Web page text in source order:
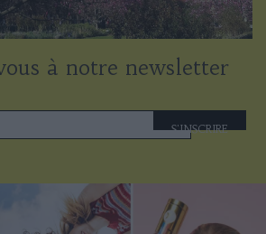
à notre newsletter
S'INSCRIRE